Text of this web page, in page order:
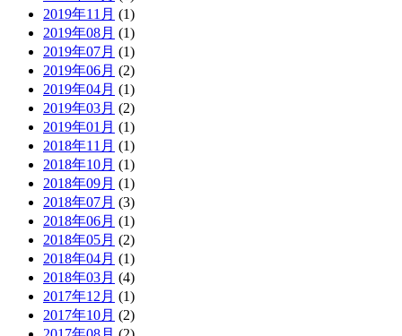
2019年11月 (1)
2019年08月 (1)
2019年07月 (1)
2019年06月 (2)
2019年04月 (1)
2019年03月 (2)
2019年01月 (1)
2018年11月 (1)
2018年10月 (1)
2018年09月 (1)
2018年07月 (3)
2018年06月 (1)
2018年05月 (2)
2018年04月 (1)
2018年03月 (4)
2017年12月 (1)
2017年10月 (2)